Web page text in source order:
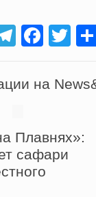
на
Плавнях»:
сафари